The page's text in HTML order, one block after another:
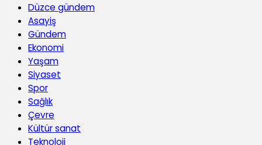
Düzce gündem
Asayiş
Gündem
Ekonomi
Yaşam
Siyaset
Spor
Sağlık
Çevre
Kültür sanat
Teknoloji